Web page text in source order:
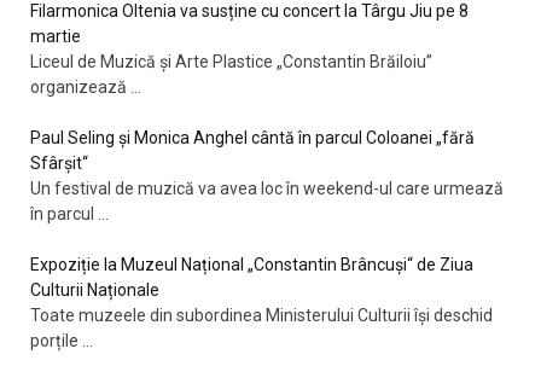
Filarmonica Oltenia va susține cu concert la Târgu Jiu pe 8
martie
Liceul de Muzică și Arte Plastice „Constantin Brăiloiu”
organizează ...
Paul Seling și Monica Anghel cântă în parcul Coloanei „fără
Sfârșit“
Un festival de muzică va avea loc în weekend-ul care urmează
în parcul ...
Expoziție la Muzeul Național „Constantin Brâncuși“ de Ziua
Culturii Naționale
Toate muzeele din subordinea Ministerului Culturii își deschid
porțile ...